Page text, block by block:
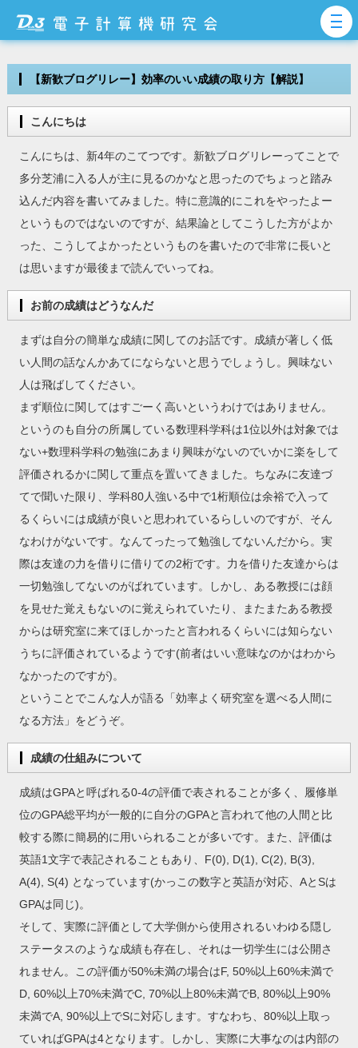
【新歓ブログリレー】効率のいい成績の取り方【解説】
こんにちは
こんにちは、新4年のこてつです。新歓ブログリレーってことで
多分芝浦に入る人が主に見るのかなと思ったのでちょっと踏み
込んだ内容を書いてみました。特に意識的にこれをやったよー
というものではないのですが、結果論としてこうした方がよか
った、こうしてよかったというものを書いたので非常に長いと
は思いますが最後まで読んでいってね。
お前の成績はどうなんだ
まずは自分の簡単な成績に関してのお話です。成績が著しく低
い人間の話なんかあてにならないと思うでしょうし。興味ない
人は飛ばしてください。
まず順位に関してはすごーく高いというわけではありません。
というのも自分の所属している数理科学科は1位以外は対象では
ない+数理科学科の勉強にあまり興味がないのでいかに楽をして
評価されるかに関して重点を置いてきました。ちなみに友達づ
てで聞いた限り、学科80人強いる中で1桁順位は余裕で入って
るくらいには成績が良いと思われているらしいのですが、そん
なわけがないです。なんてったって勉強してないんだから。実
際は友達の力を借りに借りての2桁です。力を借りた友達からは
一切勉強してないのがばれています。しかし、ある教授には顔
を見せた覚えもないのに覚えられていたり、またまたある教授
からは研究室に来てほしかったと言われるくらいには知らない
うちに評価されているようです(前者はいい意味なのかはわから
なかったのですが)。
ということでこんな人が語る「効率よく研究室を選べる人間に
なる方法」をどうぞ。
成績の仕組みについて
成績はGPAと呼ばれる0-4の評価で表されることが多く、履修単
位のGPA総平均が一般的に自分のGPAと言われて他の人間と比
較する際に簡易的に用いられることが多いです。また、評価は
英語1文字で表記されることもあり、F(0), D(1), C(2), B(3),
A(4), S(4) となっています(かっこの数字と英語が対応、AとSは
GPAは同じ)。
そして、実際に評価として大学側から使用されるいわゆる隠し
ステータスのような成績も存在し、それは一切学生には公開さ
れません。この評価が50%未満の場合はF, 50%以上60%未満で
D, 60%以上70%未満でC, 70%以上80%未満でB, 80%以上90%
未満でA, 90%以上でSに対応します。すなわち、80%以上取っ
ていればGPAは4となります。しかし、実際に大事なのは内部の